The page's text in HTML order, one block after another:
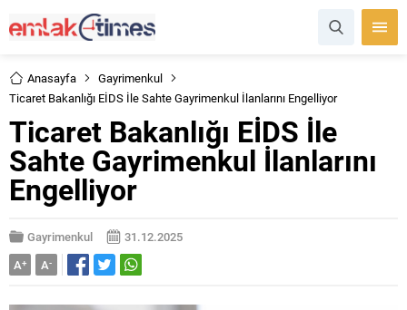
Anasayfa
Gayrimenkul
Ticaret Bakanlığı EİDS İle Sahte Gayrimenkul İlanlarını Engelliyor
Ticaret Bakanlığı EİDS İle
Sahte Gayrimenkul İlanlarını
Engelliyor
Gayrimenkul
31.12.2025
A+ A-